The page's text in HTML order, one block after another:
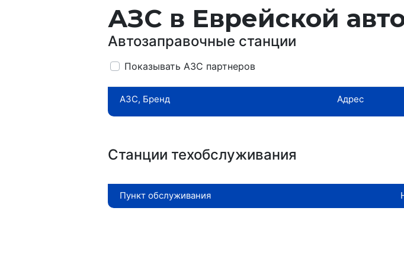
АЗС в Еврейской
Автозаправочные станции
Показывать АЗС партнеров
АЗС, Бренд Адрес
Станции техобслуживания
Пункт обслуживания